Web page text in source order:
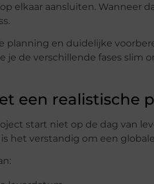
elkaar aansluiten. Wanneer
planning en duidelijke
je de verschillende fases slim
een realistische
start niet op de dag van
het verstandig om een